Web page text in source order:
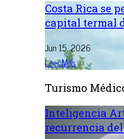
Costa Rica se
capital termal
Jun 15, 2026
Leer Más
Turismo
Inteligencia
recurrencia